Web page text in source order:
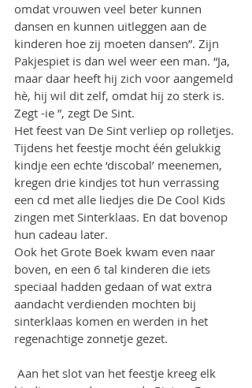
omdat vrouwen veel beter kunnen
dansen en kunnen uitleggen aan de
kinderen hoe zij moeten dansen”. Zijn
Pakjespiet is dan wel weer een man. “Ja,
maar daar heeft hij zich voor aangemeld
hè, hij wil dit zelf, omdat hij zo sterk is.
Zegt -ie ”, zegt De Sint.
Het feest van De Sint verliep op rolletjes.
Tijdens het feestje mocht één gelukkig
kindje een echte ‘discobal’ meenemen,
kregen drie kindjes tot hun verrassing
een cd met alle liedjes die De Cool Kids
zingen met Sinterklaas. En dat bovenop
hun cadeau later.
Ook het Grote Boek kwam even naar
boven, en een 6 tal kinderen die iets
speciaal hadden gedaan of wat extra
aandacht verdienden mochten bij
sinterklaas komen en werden in het
regenachtige zonnetje gezet.